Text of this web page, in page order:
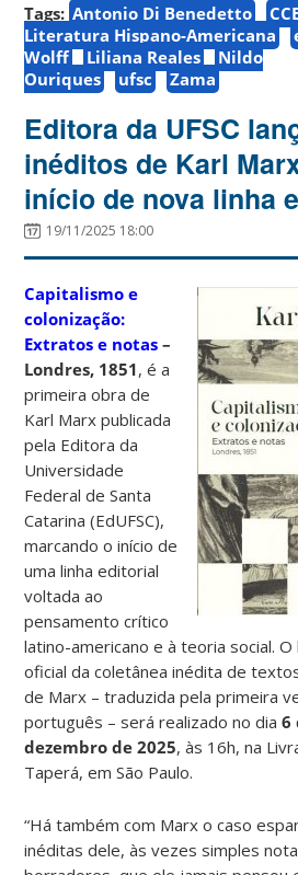
Tags: Antonio Di Benedetto
Literatura Hispano-Americana
Wolff
Liliana Reales
Nildo
Ouriques
ufsc Zama
Editora da UFSC
inéditos de Karl
início de nova linha
19/11/2025 18:00
Capitalismo e
colonização:
Extratos e notas –
Londres, 1851, é a
primeira obra de
Karl Marx publicada
pela Editora da
Universidade
Federal de Santa
Catarina (EdUFSC),
marcando o início de
uma linha editorial
voltada ao
pensamento crítico
latino-americano e à teoria social. O
oficial da coletânea inédita de
de Marx – traduzida pela primeira
português – será realizado no dia6
dezembro de 2025, às 16h, na
Taperá, em São Paulo.
“Há também com Marx o caso
inéditas dele, às vezes simples